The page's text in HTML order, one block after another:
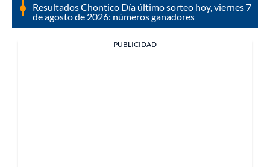
Resultados Chontico Día último sorteo hoy, viernes 7
de agosto de 2026: números ganadores
PUBLICIDAD